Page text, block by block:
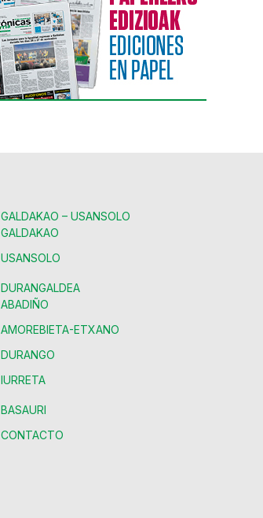
GALDAKAO – USANSOLO
GALDAKAO
USANSOLO
DURANGALDEA
ABADIÑO
AMOREBIETA-ETXANO
DURANGO
IURRETA
BASAURI
CONTACTO